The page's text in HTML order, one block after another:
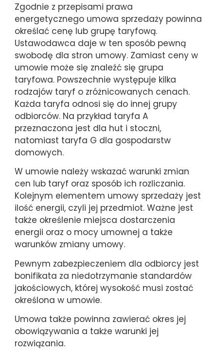
Zgodnie z przepisami prawa
energetycznego umowa sprzedaży powinna
określać cenę lub grupę taryfową.
Ustawodawca daje w ten sposób pewną
swobodę dla stron umowy. Zamiast ceny w
umowie może się znaleźć się grupa
taryfowa. Powszechnie występuje kilka
rodzajów taryf o zróżnicowanych cenach.
Każda taryfa odnosi się do innej grupy
odbiorców. Na przykład taryfa A
przeznaczona jest dla hut i stoczni,
natomiast taryfa G dla gospodarstw
domowych.
W umowie należy wskazać warunki zmian
cen lub taryf oraz sposób ich rozliczania.
Kolejnym elementem umowy sprzedaży jest
ilość energii, czyli jej przedmiot. Ważne jest
także określenie miejsca dostarczenia
energii oraz o mocy umownej a także
warunków zmiany umowy.
Pewnym zabezpieczeniem dla odbiorcy jest
bonifikata za niedotrzymanie standardów
jakościowych, której wysokość musi zostać
określona w umowie.
Umowa także powinna zawierać okres jej
obowiązywania a także warunki jej
rozwiązania.